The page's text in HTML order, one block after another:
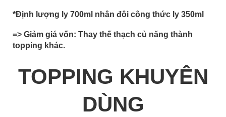
*Định lượng ly 700ml nhân đôi công thức ly 350ml
=> Giảm giá vốn: Thay thế thạch củ năng thành
topping khác.
TOPPING KHUYÊN
DÙNG